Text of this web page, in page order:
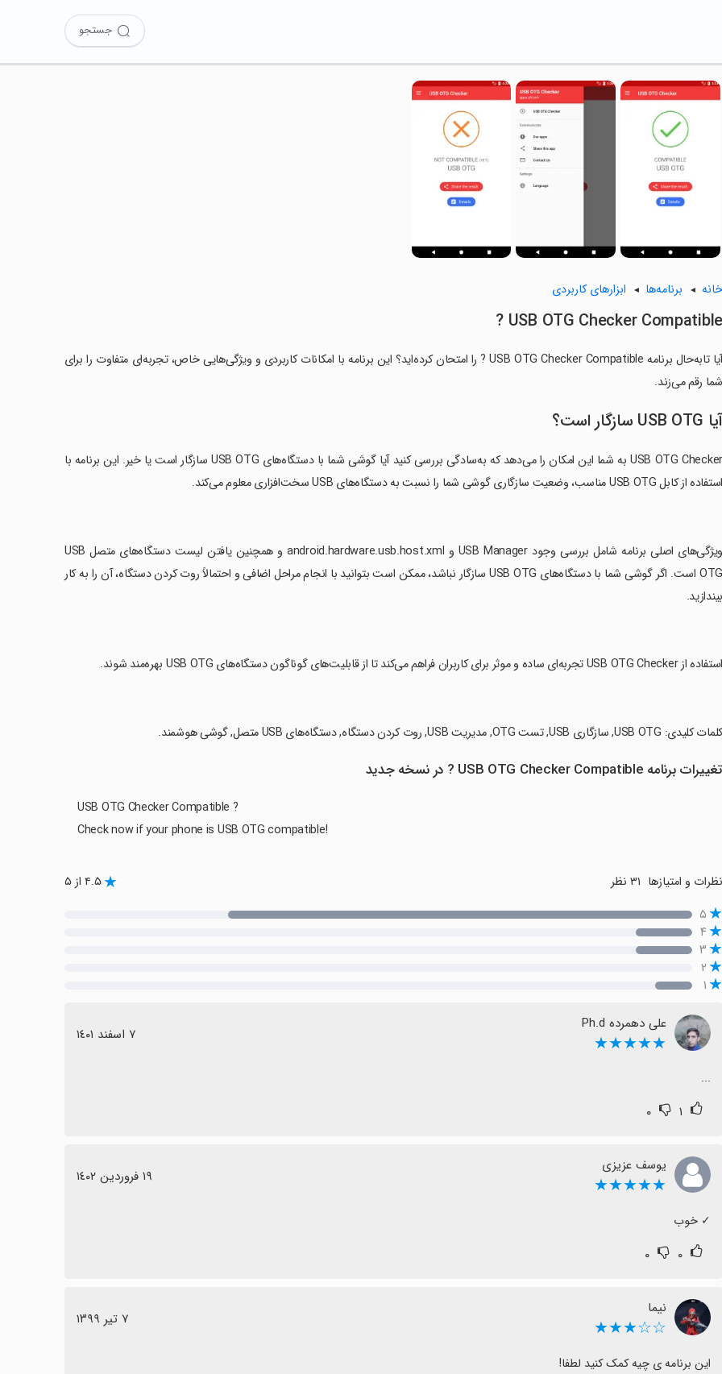
جستجو
خانه برنامه‌ها ابزارهای کاربردی
USB OTG Checker Compatible ?
آیا تابه‌حال برنامه USB OTG Checker Compatible ? را امتحان کرده‌اید؟ این برنامه با امکانات کاربردی و ویژگی‌هایی خاص، تجربه‌ای متفاوت را برای
شما رقم می‌زند.
آیا USB OTG سازگار است؟
USB OTG Checker به شما این امکان را می‌دهد که به‌سادگی بررسی کنید آیا گوشی شما با دستگاه‌های USB OTG سازگار است یا خیر. این برنامه با
استفاده از کابل USB OTG مناسب، وضعیت سازگاری گوشی شما را نسبت به دستگاه‌های USB سخت‌افزاری معلوم می‌کند.
‏ویژگی‌های اصلی برنامه شامل بررسی وجود USB Manager و android.hardware.usb.host.xml و همچنین یافتن لیست دستگاه‌های متصل USB
OTG است. اگر گوشی شما با دستگاه‌های USB OTG سازگار نباشد، ممکن است بتوانید با انجام مراحل اضافی و احتمالاً روت کردن دستگاه، آن را به کار
بیندازید.
‏استفاده از USB OTG Checker تجربه‌ای ساده و موثر برای کاربران فراهم می‌کند تا از قابلیت‌های گوناگون دستگاه‌های USB OTG بهره‌مند شوند.
‏کلمات کلیدی: USB OTG, سازگاری USB, تست OTG, مدیریت USB, روت کردن دستگاه, دستگاه‌های USB متصل, گوشی هوشمند.
تغییرات برنامه USB OTG Checker Compatible ? در نسخه جدید
USB OTG Checker Compatible ?
Check now if your phone is USB OTG compatible!
نظرات و امتیازها ۴.۵ از ۵
۵
۴
۳
۲
۱
علی دهمرده Ph.d
★★★★★ ٧ اسفند ١٤٠١
...
۱ ۰
یوسف عزیزی
★★★★★ ١٩ فروردین ١٤٠٢
‏✓ خوب
۰ ۰
نیما
☆☆★★★ ٧ تیر ١٣٩٩
این برنامه ی چیه کمک کنید لطفا!